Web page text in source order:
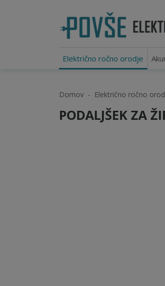
Električno ročno orodje
Domov Električno ročno
PODALJŠEK ZA